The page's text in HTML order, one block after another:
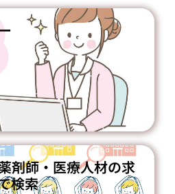
剤師・医療人材の求
検索